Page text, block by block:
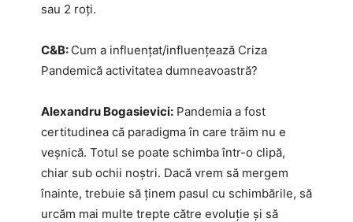
sau 2 roți.
C&B: Cum a influențat/influențează Criza
Pandemică activitatea dumneavoastră?
Alexandru Bogasievici: Pandemia a fost
certitudinea că paradigma în care trăim nu e
veșnică. Totul se poate schimba într-o clipă,
chiar sub ochii noștri. Dacă vrem să mergem
înainte, trebuie să ținem pasul cu schimbările, să
urcăm mai multe trepte către evoluție și să